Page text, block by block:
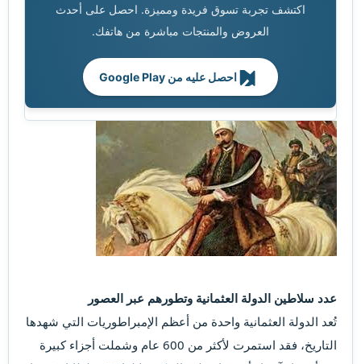
اكتشف تجربة تسوق فريدة ومميزة. احصل على أحدث
العروض والمنتجات مباشرة من هاتفك.
احصل عليه من Google Play
عدد سلاطين الدولة العثمانية وتطورهم عبر العصور
تُعد الدولة العثمانية واحدة من أعظم الإمبراطوريات التي شهدها
التاريخ، فقد استمرت لأكثر من 600 عام وشملت أجزاء كبيرة